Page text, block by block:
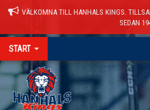
VÄLKOMNA TILL HANHALS KINGS.
SEDAN
START